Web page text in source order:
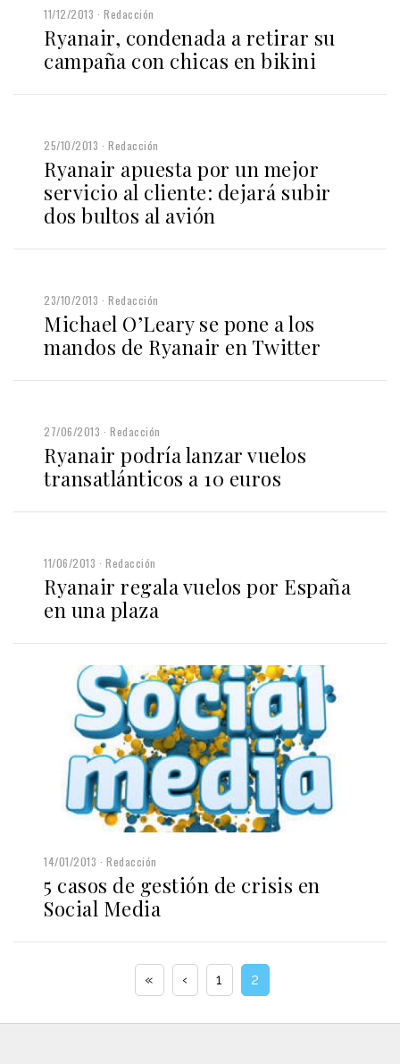
11/12/2013 Redacción
Ryanair, condenada a retirar su
campaña con chicas en bikini
25/10/2013 Redacción
Ryanair apuesta por un mejor
servicio al cliente: dejará subir
dos bultos al avión
23/10/2013 Redacción
Michael O’Leary se pone a los
mandos de Ryanair en Twitter
27/06/2013 Redacción
Ryanair podría lanzar vuelos
transatlánticos a 10 euros
11/06/2013 Redacción
Ryanair regala vuelos por España
en una plaza
14/01/2013 Redacción
5 casos de gestión de crisis en
Social Media
« ‹ 1 2